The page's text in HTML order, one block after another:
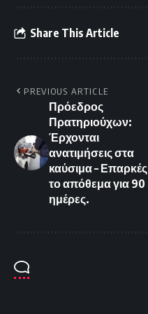
Share This Article
PREVIOUS ARTICLE
Πρόεδρος
Πρατηριούχων:
Έρχονται
ανατιμήσεις στα
καύσιμα – Επαρκές
το απόθεμα για 90
ημέρες.